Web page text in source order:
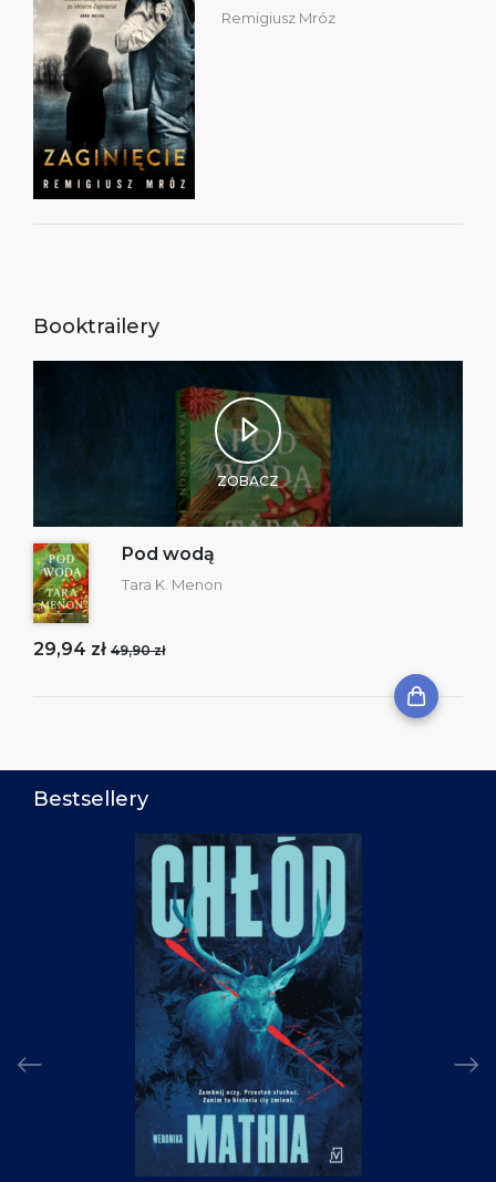
Remigiusz Mróz
Booktrailery
ZOBACZ
Pod wodą
Tara K. Menon
29,94 zł 49,90 zł
Bestsellery